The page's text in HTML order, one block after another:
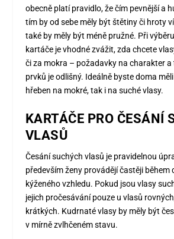
obecně platí pravidlo, že čím pevnější a
tím by od sebe měly být štětiny či hroty
také by měly být méně pružné. Při
kartáče je vhodné zvážit, zda chcete
či za mokra – požadavky na charakter
prvků je odlišný. Ideálně byste doma
hřeben na mokré, tak i na suché vlasy.
KARTÁČE PRO ČESÁNÍ
VLASŮ
Česání suchých vlasů je pravidelnou
především ženy provádějí častěji během
kýženého vzhledu. Pokud jsou vlasy
jejich pročesávání pouze u vlasů
krátkých. Kudrnaté vlasy by měly být
v mírně zvlhčeném stavu.